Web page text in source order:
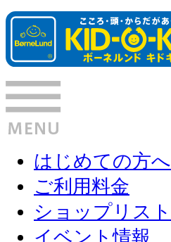
はじめての方へ
ご利用料金
ショップリスト
イベント情報